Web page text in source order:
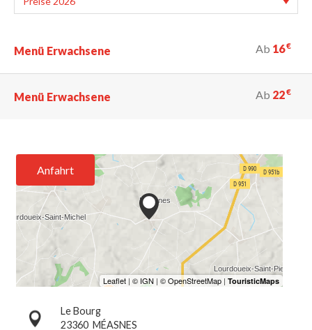
Menü Erwachsene Ab 16€
Menü Erwachsene Ab 22€
Anfahrt
Le Bourg
23360 MÉASNES